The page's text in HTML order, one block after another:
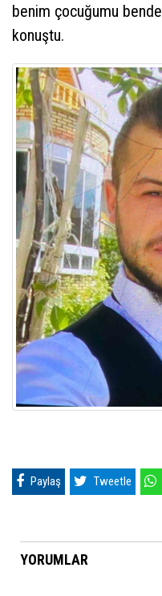
benim çocuğumu
konuştu.
Paylaş Tweetle
YORUMLAR